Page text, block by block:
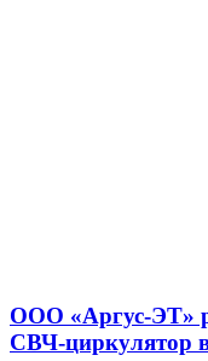
ООО «Аргус-ЭТ»
СВЧ-циркулятор